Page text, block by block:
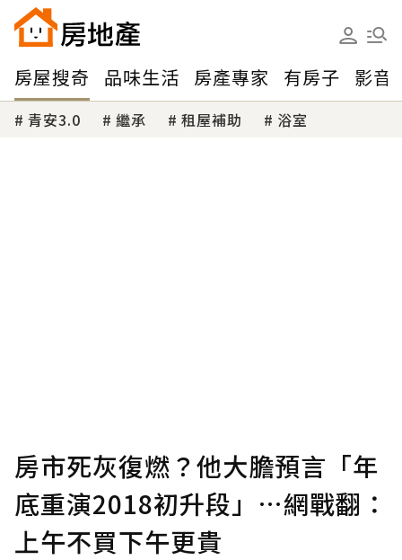
房屋搜奇 品味生活 房產專家 有房子 影音
青安3.0 繼承 租屋補助 浴室
房市死灰復燃？他大膽預言「年
底重演2018初升段」…網戰翻：
上午不買下午更貴